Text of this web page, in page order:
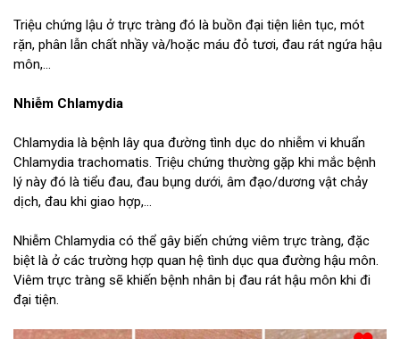
Triệu chứng lậu ở trực tràng đó là buồn đại tiện liên tục, mót
rặn, phân lẫn chất nhầy và/hoặc máu đỏ tươi, đau rát ngứa hậu
môn,...
Nhiễm Chlamydia
Chlamydia là bệnh lây qua đường tình dục do nhiễm vi khuẩn
Chlamydia trachomatis. Triệu chứng thường gặp khi mắc bệnh
lý này đó là tiểu đau, đau bụng dưới, âm đạo/dương vật chảy
dịch, đau khi giao hợp,...
Nhiễm Chlamydia có thể gây biến chứng viêm trực tràng, đặc
biệt là ở các trường hợp quan hệ tình dục qua đường hậu môn.
Viêm trực tràng sẽ khiến bệnh nhân bị đau rát hậu môn khi đi
đại tiện.